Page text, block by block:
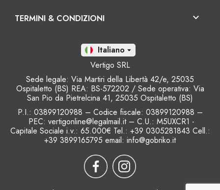
TERMINI & CONDIZIONI 
It 
Vertigo SRL
Sede legale: Via Martiri della Libertà 42/e, 25035
Ospitaletto (BS) REA: BS-572202 / Sede operativa: Via
San Pio da Pietrelcina 41, 25035 Ospitaletto (BS)
P.I.: 03899120988 – Codice fiscale: 03899120988 –
PEC: vertigonline@legalmail.it – C.U.: M5UXCR1 -
Capitale Sociale i.v.: 65.000€ Tel.: +39 0305281843 Cell.:
+39 3899165795 email: info@gobriko.it